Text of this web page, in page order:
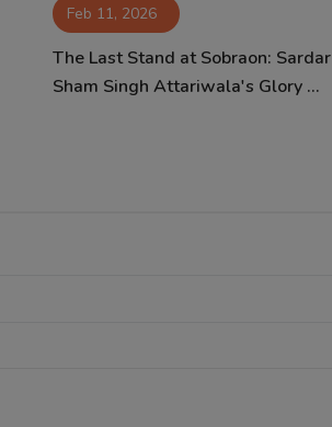
Feb 11, 2026
The Last Stand at Sobraon: Sardar
Sham Singh Attariwala's Glory ...